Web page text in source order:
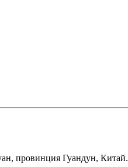
провинция Гуандун, Китай.